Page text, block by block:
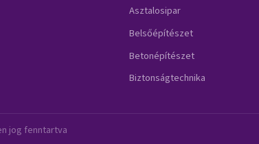
Asztalosipar
Belsőépítészet
Betonépítészet
Biztonságtechnika
jog fenntartva